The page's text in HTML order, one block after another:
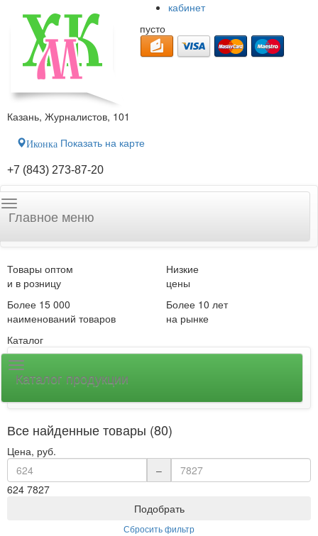
кабинет
пусто
Казань, Журналистов, 101
Иконка Показать на карте
+7 (843) 273-87-20
Главное меню
Товары оптом
и в розницу
Низкие
цены
Более 15 000
наименований товаров
Более 10 лет
на рынке
Каталог
Каталог продукции
Все найденные товары (80)
Цена, руб.
–
624 7827
Подобрать
Сбросить фильтр